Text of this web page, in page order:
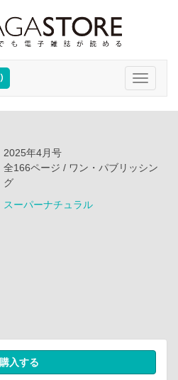
Toggle
2025年4月号
全166ページ / ワン・パブリッシン
グ
スーパーナチュラル
購入する